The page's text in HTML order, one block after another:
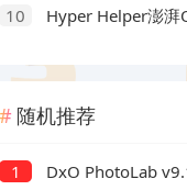
10
Hyper Helper澎湃
随机推荐
1
DxO PhotoLab